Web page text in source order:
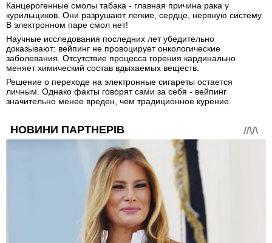
Канцерогенные смолы табака - главная причина рака у
курильщиков. Они разрушают легкие, сердце, нервную систему.
В электронном паре смол нет!
Научные исследования последних лет убедительно
доказывают: вейпинг не провоцирует онкологические
заболевания. Отсутствие процесса горения кардинально
меняет химический состав вдыхаемых веществ.
Решение о переходе на электронные сигареты остается
личным. Однако факты говорят сами за себя - вейпинг
значительно менее вреден, чем традиционное курение.